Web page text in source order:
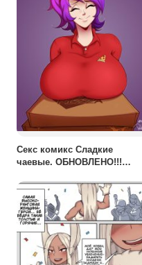
Секс комикс Сладкие
чаевые. ОБНОВЛЕНО!!!
СТРАНИЦЫ!!!